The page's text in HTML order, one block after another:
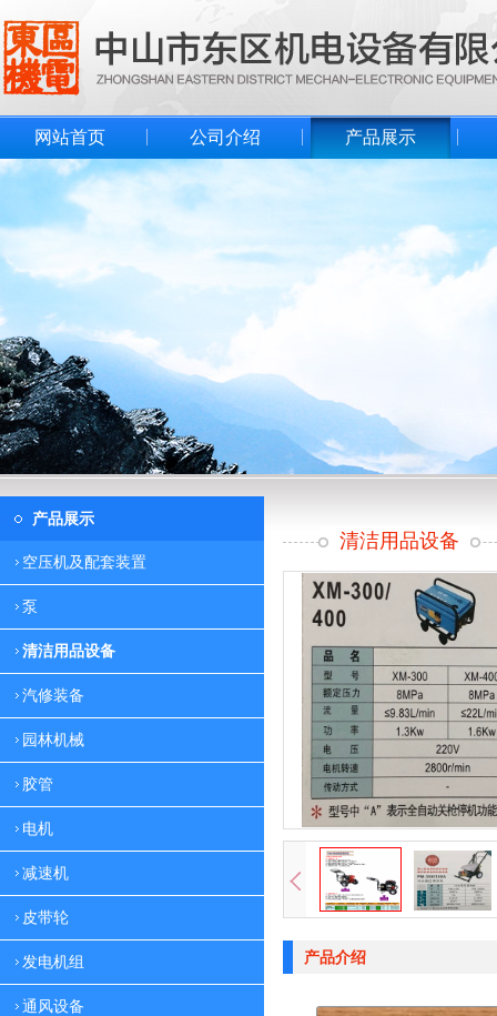
网站首页 公司介绍 产品展示
产品展示
空压机及配套装置
泵
清洁用品设备
汽修装备
园林机械
胶管
电机
减速机
皮带轮
发电机组
通风设备
清洁用品设备
产品介绍